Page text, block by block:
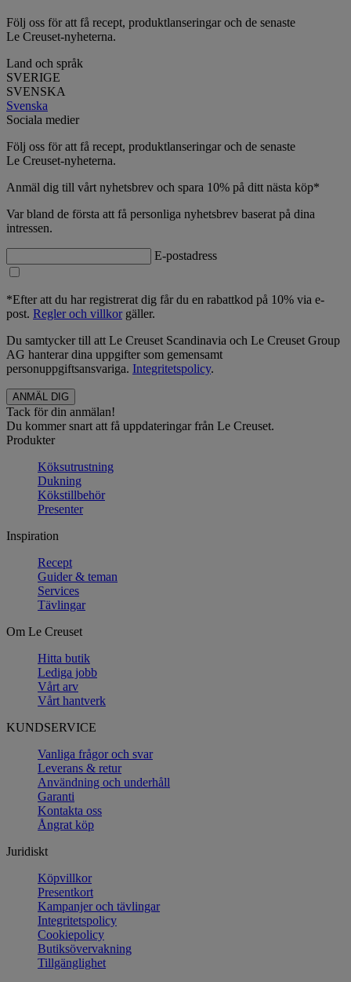
Följ oss för att få recept, produktlanseringar och de senaste
Le Creuset-nyheterna.
Land och språk
SVERIGE
SVENSKA
Svenska
Sociala medier
Följ oss för att få recept, produktlanseringar och de senaste
Le Creuset-nyheterna.
Anmäl dig till vårt nyhetsbrev och spara 10% på ditt nästa köp*
Var bland de första att få personliga nyhetsbrev baserat på dina
intressen.
E-postadress
*Efter att du har registrerat dig får du en rabattkod på 10% via e-
post. Regler och villkorgäller.
Du samtycker till att Le Creuset Scandinavia och Le Creuset Group
AG hanterar dina uppgifter som gemensamt
personuppgiftsansvariga. Integritetspolicy.
Tack för din anmälan!
Du kommer snart att få uppdateringar från Le Creuset.
Produkter
Köksutrustning
Dukning
Kökstillbehör
Presenter
Inspiration
Recept
Guider & teman
Services
Tävlingar
Om Le Creuset
Hitta butik
Lediga jobb
Vårt arv
Vårt hantverk
KUNDSERVICE
Vanliga frågor och svar
Leverans & retur
Användning och underhåll
Garanti
Kontakta oss
Ångrat köp
Juridiskt
Köpvillkor
Presentkort
Kampanjer och tävlingar
Integritetspolicy
Cookiepolicy
Butiksövervakning
Tillgänglighet